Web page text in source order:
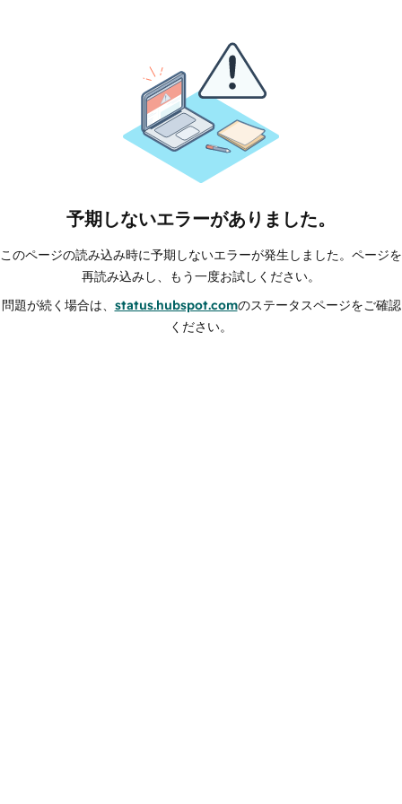
予期しないエラーがありました。
このページの読み込み時に予期しないエラーが発生しました。ページを
再読み込みし、もう一度お試しください。
問題が続く場合は、 status.hubspot.comのステータスページをご確認
ください。